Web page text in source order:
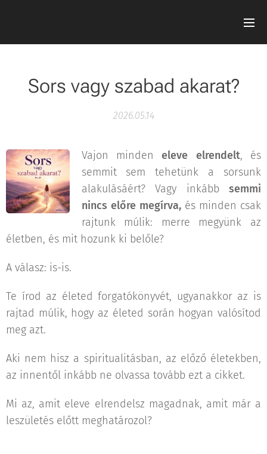
Sors vagy szabad akarat?
2026.05.14
Vajon mindeneleve elrendelt, és
semmit sem tehetünk a sorsunk
alakulásáért? Vagy inkább semmi
nincs előre megírva,és minden csak
rajtunk múlik: merre megyünk az
életben, és mit hozunk ki belőle?
A válasz: is-is.
Te írod az életed forgatókönyvét, ugyanakkor az is
rajtad múlik, hogy az életed során hogyan valósítod
meg azt.
Aki nem hisz a spiritualitásban, az előző életekben,
az innentől inkább ne olvassa tovább ezt a cikket. 😊
Mi az, amit eleve elrendelsz magadnak, amit már a
leszületés előtt meghatározol?